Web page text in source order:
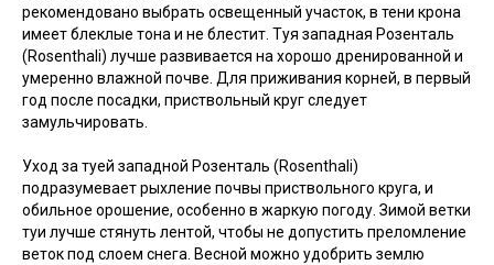
рекомендовано выбрать освещенный участок, в тени крона
имеет блеклые тона и не блестит. Туя западная Розенталь
(Rosenthali) лучше развивается на хорошо дренированной и
умеренно влажной почве. Для приживания корней, в первый
год после посадки, приствольный круг следует
замульчировать.
Уход за туей западной Розенталь (Rosenthali)
подразумевает рыхление почвы приствольного круга, и
обильное орошение, особенно в жаркую погоду. Зимой ветки
туи лучше стянуть лентой, чтобы не допустить преломление
веток под слоем снега. Весной можно удобрить землю